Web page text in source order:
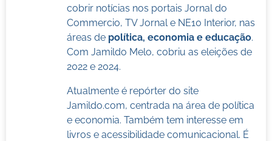
cobrir notícias nos portais Jornal do
Commercio, TV Jornal e NE10 Interior, nas
áreas de política, economia e educação.
Com Jamildo Melo, cobriu as eleições de
2022 e 2024.
Atualmente é repórter do site
Jamildo.com, centrada na área de política
e economia. Também tem interesse em
livros e acessibilidade comunicacional. É